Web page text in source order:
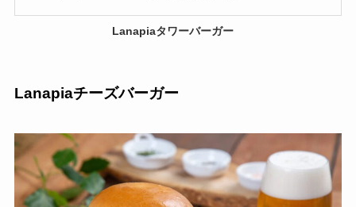
Lanapiaタワーバーガー
Lanapiaチーズバーガー